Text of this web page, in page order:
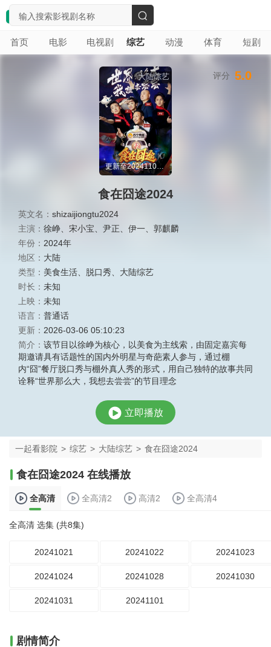
首页 电影 电视剧 综艺 动漫 体育 短剧
搜
索
大陆综艺
更新至20241101期
食在囧途2024
英文名： shizaijiongtu2024
主演： 徐峥 宋小宝 尹正 伊一
郭麒麟
年份： 2024年
地区： 大陆
类型： 美食生活 脱口秀
大陆综艺
时长： 未知
上映： 未知
语言： 普通话
更新： 2026-03-06 05:10:23
简介： 该节目以徐峥为核心，以美食为主线索，由固定嘉宾每
期邀请具有话题性的国内外明星与奇葩素人参与，通过棚
内“囧”餐厅脱口秀与棚外真人秀的形式，用自己独特的故事共同
诠释“世界那么大，我想去尝尝”的节目理念
评分 5.0
立即播放
一起看影院 > 综艺 > 大陆综艺 > 食在囧途2024
食在囧途2024 在线播放
全高清 全高清2 高清2 全高清4
全高清 选集 (共8集)
20241021 20241022 20241023
20241024 20241028 20241030
20241031 20241101
剧情简介